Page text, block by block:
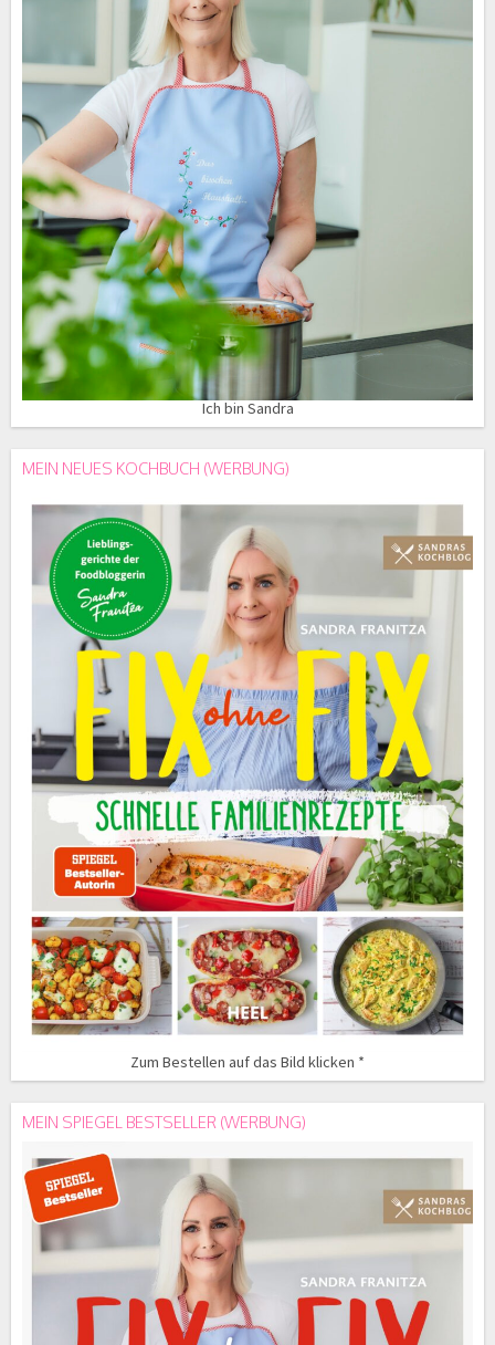
Ich bin Sandra
MEIN NEUES KOCHBUCH (WERBUNG)
Zum Bestellen auf das Bild klicken *
MEIN SPIEGEL BESTSELLER (WERBUNG)